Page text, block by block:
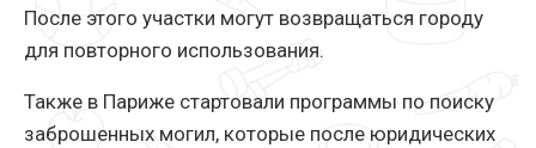
После этого участки могут возвращаться городу
для повторного использования.
Также в Париже стартовали программы по поиску
заброшенных могил, которые после юридических